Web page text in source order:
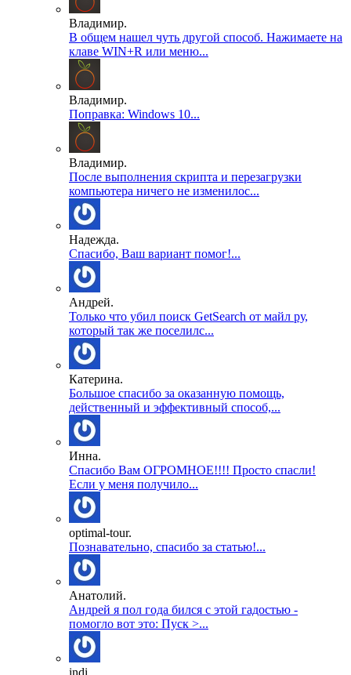
Владимир.
В общем нашел чуть другой способ. Нажимаете на
клаве WIN+R или меню...
Владимир.
Поправка: Windows 10...
Владимир.
После выполнения скрипта и перезагрузки
компьютера ничего не изменилос...
Надежда.
Спасибо, Ваш вариант помог!...
Андрей.
Только что убил поиск GetSearch от майл ру,
который так же поселилс...
Катерина.
Большое спасибо за оказанную помощь,
действенный и эффективный способ,...
Инна.
Спасибо Вам ОГРОМНОЕ!!!! Просто спасли!
Если у меня получило...
optimal-tour.
Познавательно, спасибо за статью!...
Анатолий.
Андрей я пол года бился с этой гадостью -
помогло вот это: Пуск >...
indi.